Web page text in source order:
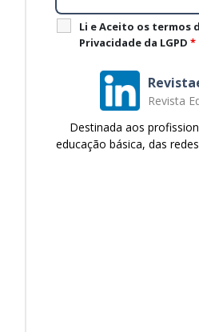
Li e Aceito os termos
Privacidade da LGPD *
Revista
Destinada aos
educação básica, das